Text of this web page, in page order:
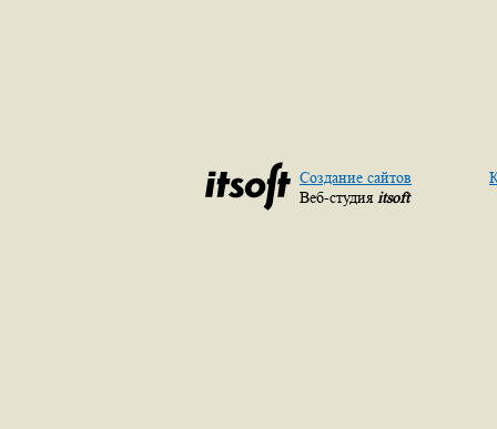
Создание сайтов
Веб-студия itsoft